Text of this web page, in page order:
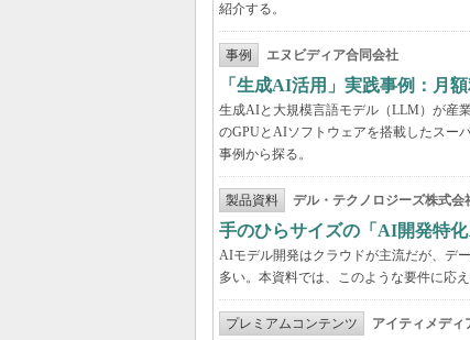
紹介する。
事例 エヌビディア合同会社
「生成AI活用」実践事例：月
生成AIと大規模言語モデル（LLM）が産
のGPUとAIソフトウェアを搭載したスー
事例から探る。
製品資料 デル・テクノロジーズ株式会
手のひらサイズの「AI開発特
AIモデル開発はクラウドが主流だが、デ
多い。本資料では、このような要件に応
プレミアムコンテンツ アイティメディ